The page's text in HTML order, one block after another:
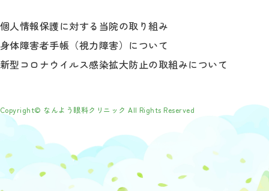
個人情報保護に対する当院の取り組み
身体障害者手帳（視力障害）について
新型コロナウイルス感染拡大防止の取組みについて
Copyright© なんよう眼科クリニック All Rights Reserved